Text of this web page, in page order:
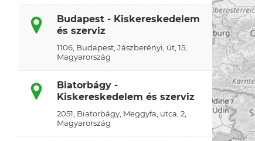
Budapest - Kiskereskedelem
és szerviz
1106, Budapest, Jászberényi, út, 15,
Magyarország
Biatorbágy -
Kiskereskedelem és szerviz
2051, Biatorbágy, Meggyfa, utca, 2,
Magyarország